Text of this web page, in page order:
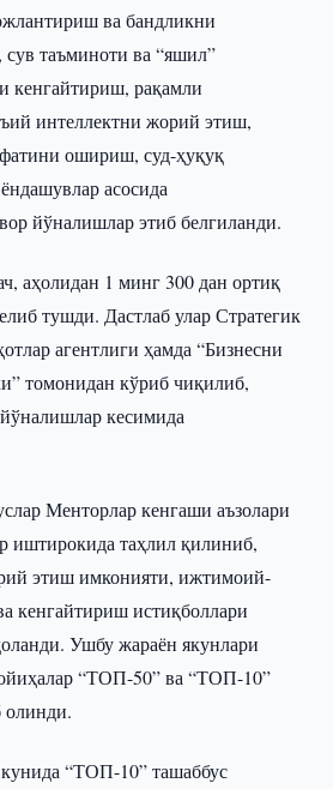
ва бандликни
таъминоти ва “яшил”
кенгайтириш, рақамли
интеллектни жорий этиш,
ошириш, суд-ҳуқуқ
асосида
йўналишлар этиб белгиланди.
аҳолидан 1 минг 300 дан ортиқ
тушди. Дастлаб улар Стратегик
агентлиги ҳамда “Бизнесни
томонидан кўриб чиқилиб,
кесимида
Менторлар кенгаши аъзолари
иштирокида таҳлил қилиниб,
этиш имконияти, ижтимоий-
кенгайтириш истиқболлари
Ушбу жараён якунлари
“ТОП-50” ва “ТОП-10”
олинди.
“ТОП-10” ташаббус